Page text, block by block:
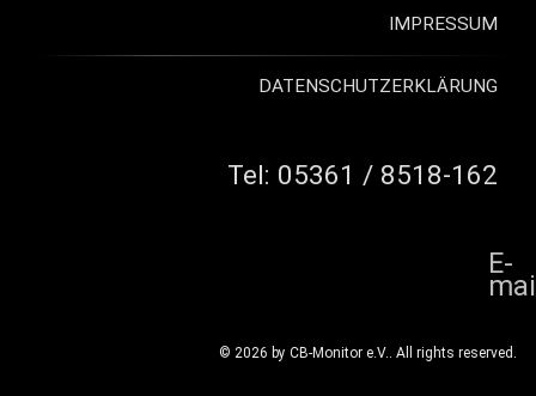
IMPRESSUM
DATENSCHUTZERKLÄRUNG
Tel: 05361 / 8518-162
E-
© 2026 by CB-Monitor e.V.. All rights reserved.